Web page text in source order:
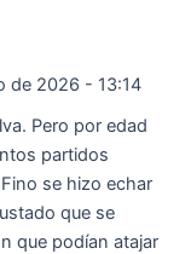
de 2026 - 13:14
Pero por edad
partidos
se hizo echar
que se
que podían atajar